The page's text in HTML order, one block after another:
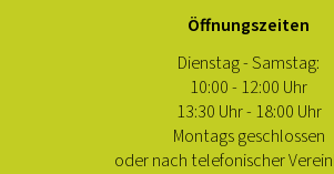
Öffnungszeiten
Dienstag - Samstag:
10:00 - 12:00 Uhr
13:30 Uhr - 18:00 Uhr
Montags geschlossen
oder nach telefonischer